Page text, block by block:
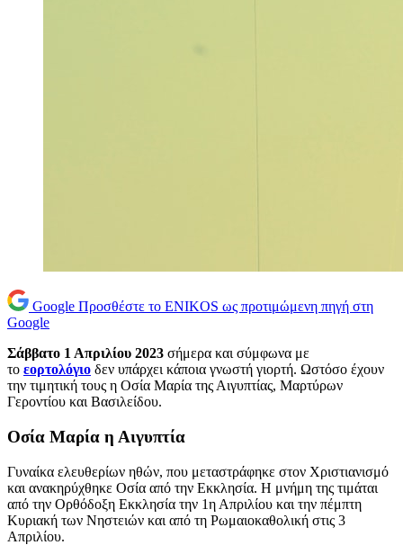
Google Προσθέστε το ENIKOS ως προτιμώμενη πηγή στη
Google
Σάββατο 1 Απριλίου 2023 σήμερα και σύμφωνα με
το εορτολόγιο δεν υπάρχει κάποια γνωστή γιορτή. Ωστόσο έχουν
την τιμητική τους η Οσία Μαρία της Αιγυπτίας, Μαρτύρων
Γεροντίου και Βασιλείδου.
Οσία Μαρία η Αιγυπτία
Γυναίκα ελευθερίων ηθών, που μεταστράφηκε στον Χριστιανισμό
και ανακηρύχθηκε Οσία από την Εκκλησία. Η μνήμη της τιμάται
από την Ορθόδοξη Εκκλησία την 1η Απριλίου και την πέμπτη
Κυριακή των Νηστειών και από τη Ρωμαιοκαθολική στις 3
Απριλίου.